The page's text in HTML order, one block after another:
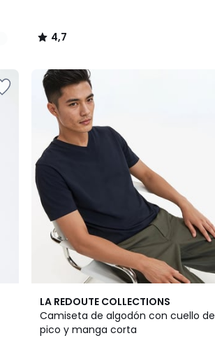
4,7
/
LA REDOUTE COLLECTIONS
Camiseta de algodón con cuello de
pico y manga corta
4,4
/ 5
5
Colores